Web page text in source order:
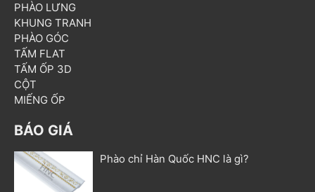
PHÀO LƯNG
KHUNG TRANH
PHÀO GÓC
TẤM FLAT
TẤM ỐP 3D
CỘT
MIẾNG ỐP
BÁO GIÁ
Phào chỉ Hàn Quốc HNC là gì?